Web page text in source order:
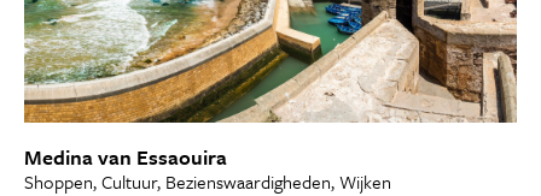
Medina van Essaouira
Shoppen, Cultuur, Bezienswaardigheden, Wijken